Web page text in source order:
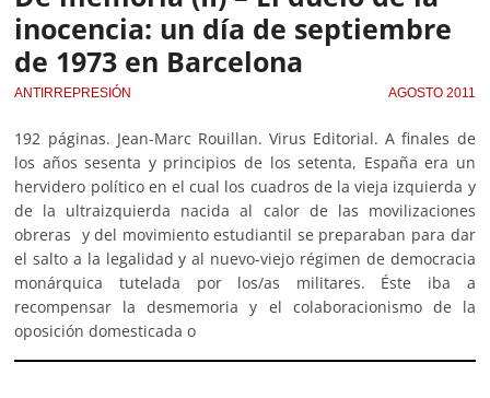
inocencia: un día de septiembre
de 1973 en Barcelona
ANTIRREPRESIÓN AGOSTO 2011
192 páginas. Jean-Marc Rouillan. Virus Editorial. A finales de
los años sesenta y principios de los setenta, España era un
hervidero político en el cual los cuadros de la vieja izquierda y
de la ultraizquierda nacida al calor de las movilizaciones
obreras y del movimiento estudiantil se preparaban para dar
el salto a la legalidad y al nuevo-viejo régimen de democracia
monárquica tutelada por los/as militares. Éste iba a
recompensar la desmemoria y el colaboracionismo de la
oposición domesticada o